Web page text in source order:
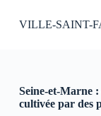
u
VILLE-SAINT-
Seine-et-Marne
cultivée par des